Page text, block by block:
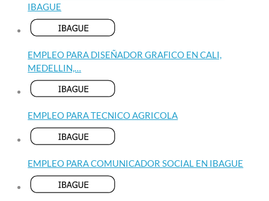
IBAGUE
EMPLEO PARA DISEÑADOR GRAFICO EN CALI,
MEDELLIN,…
EMPLEO PARA TECNICO AGRICOLA
EMPLEO PARA COMUNICADOR SOCIAL EN IBAGUE